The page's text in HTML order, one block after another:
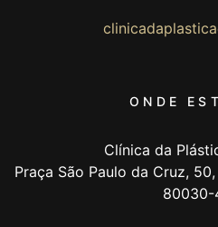
ONDE
Clínica da
Praça São Paulo da Cruz,
80030-